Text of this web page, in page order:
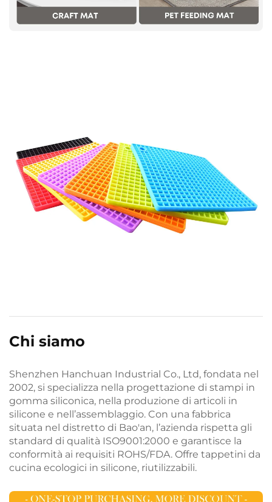
Chi siamo
Shenzhen Hanchuan Industrial Co., Ltd, fondata nel
2002, si specializza nella progettazione di stampi in
gomma siliconica, nella produzione di articoli in
silicone e nell’assemblaggio. Con una fabbrica
situata nel distretto di Bao'an, l’azienda rispetta gli
standard di qualità ISO9001:2000 e garantisce la
conformità ai requisiti ROHS/FDA. Offre tappetini da
cucina ecologici in silicone, riutilizzabili.